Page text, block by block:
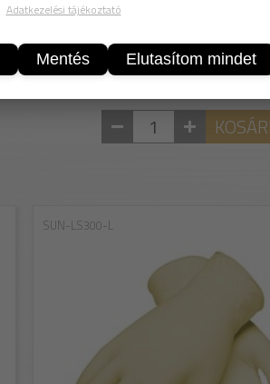
SUN-LS300-L
Adatkezelési tájékoztató
Mentés Elutasítom mindet